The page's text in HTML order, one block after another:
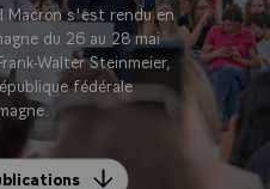
Macron s'est rendu en
du 26 au 28 mai
Walter Steinmeier,
fédérale